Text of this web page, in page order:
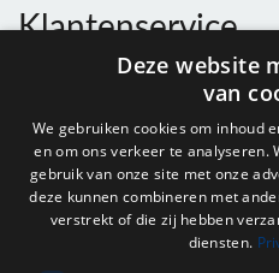
Klantenservice
Openingstijden
Nieuwsbrief
Deze website
van
We gebruiken cookies om inhoud
en om ons verkeer te analyseren.
gebruik van onze site met onze
deze kunnen combineren met
verstrekt of die zij hebben
diensten.